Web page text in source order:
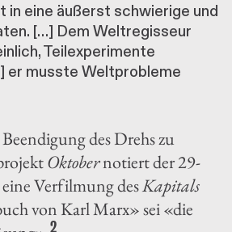
in eine äußerst schwierige und
[…] Dem Weltregisseur
Teilexperimente
er musste Weltprobleme
des Drehs zu
Oktobernotiert der 29-
Verfilmung desKapitals
von Karl Marx» sei «die
2